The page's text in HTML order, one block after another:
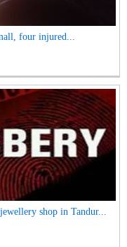
four injured...
shop in Tandur...